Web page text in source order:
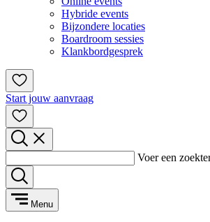
Hybride events
Bijzondere locaties
Boardroom sessies
Klankbordgesprek
Start jouw aanvraag
Voer een
Menu